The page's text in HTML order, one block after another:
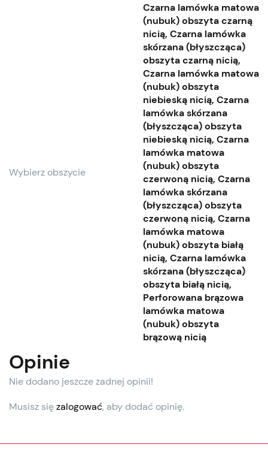
Wybierz obszycie
Czarna lamówka matowa
(nubuk) obszyta czarną
nicią, Czarna lamówka
skórzana (błyszcząca)
obszyta czarną nicią,
Czarna lamówka matowa
(nubuk) obszyta
niebieską nicią, Czarna
lamówka skórzana
(błyszcząca) obszyta
niebieską nicią, Czarna
lamówka matowa
(nubuk) obszyta
czerwoną nicią, Czarna
lamówka skórzana
(błyszcząca) obszyta
czerwoną nicią, Czarna
lamówka matowa
(nubuk) obszyta białą
nicią, Czarna lamówka
skórzana (błyszcząca)
obszyta białą nicią,
Perforowana brązowa
lamówka matowa
(nubuk) obszyta
brązową nicią
Opinie
Nie dodano jeszcze żadnej opinii!
Musisz sięzalogować, aby dodać opinię.